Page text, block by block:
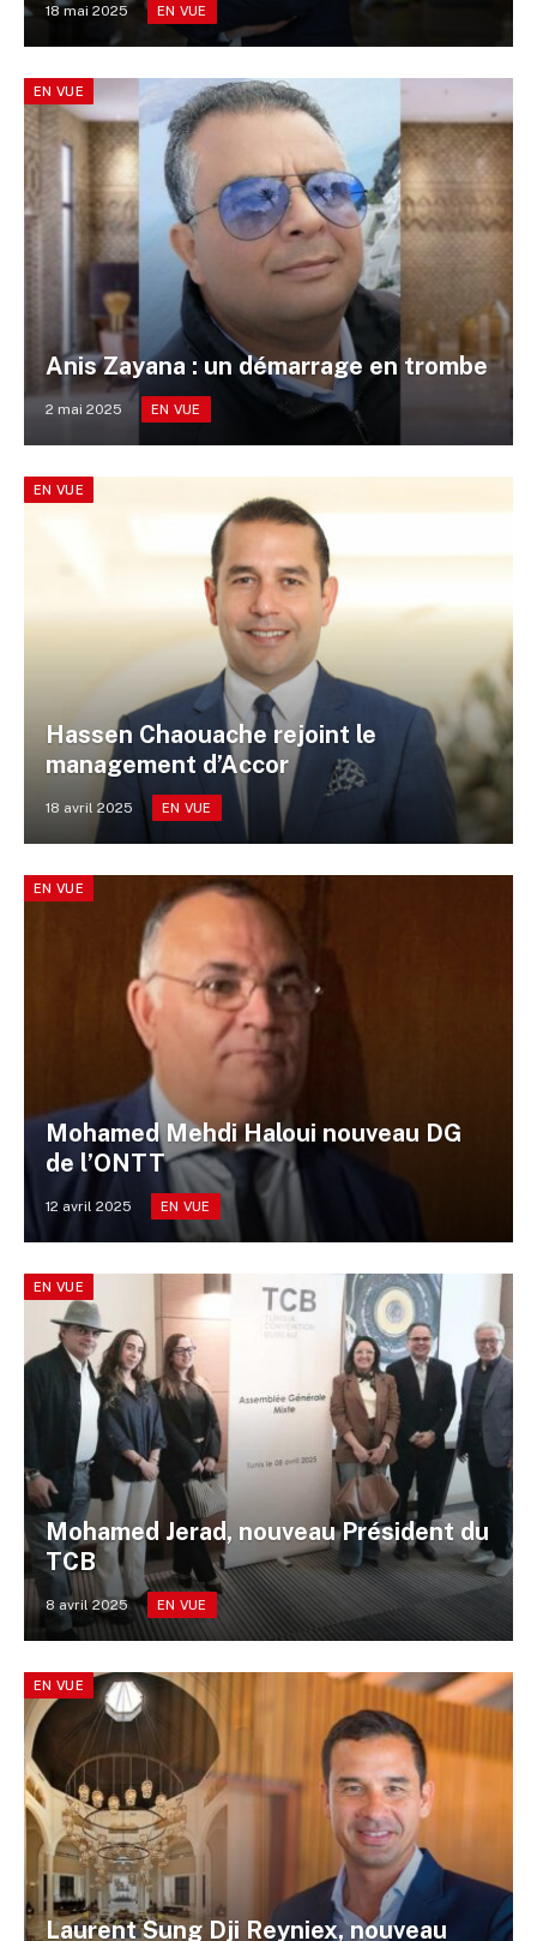
18 mai 2025 EN VUE
EN VUE
Anis Zayana : un démarrage en trombe
2 mai 2025 EN VUE
EN VUE
Hassen Chaouache rejoint le
management d’Accor
18 avril 2025 EN VUE
EN VUE
Mohamed Mehdi Haloui nouveau DG
de l’ONTT
12 avril 2025 EN VUE
EN VUE
Mohamed Jerad, nouveau Président du
TCB
8 avril 2025 EN VUE
EN VUE
Laurent Sung Dji Reyniex, nouveau